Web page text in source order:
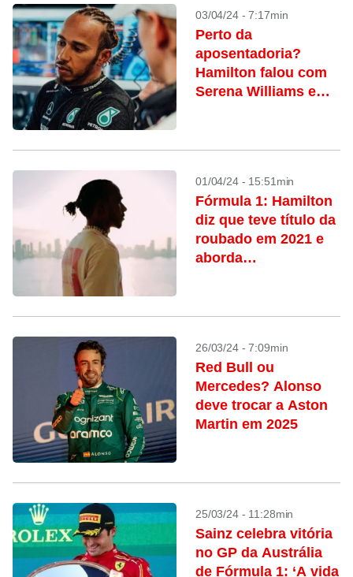
03/04/24 - 7:17min
Perto da
aposentadoria?
Hamilton falou com
Serena Williams e
01/04/24 - 15:51min
Fórmula 1: Hamilton
diz que teve título da
roubado em 2021 e
aborda
26/03/24 - 7:09min
Red Bull ou
Mercedes? Alonso
deve trocar a Aston
Martin em 2025
25/03/24 - 11:28min
Sainz celebra vitória
no GP da Austrália
de Fórmula 1: ‘A vida